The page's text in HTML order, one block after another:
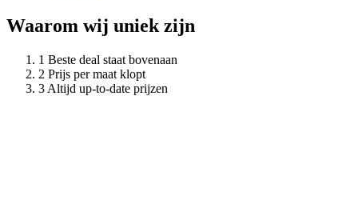
Waarom wij uniek zijn
Beste deal staat bovenaan
Prijs per maat klopt
Altijd up-to-date prijzen